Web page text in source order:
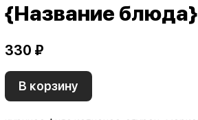
{Название блюда}
330 ₽
В корзину